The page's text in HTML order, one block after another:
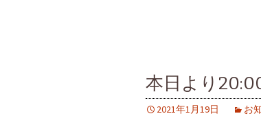
本日より
2021年1月19日 お